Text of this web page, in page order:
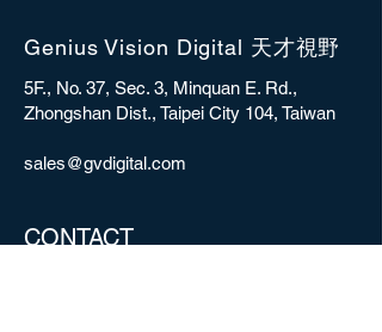
Genius Vision Digital 天才視野
5F., No. 37, Sec. 3, Minquan E. Rd.,
Zhongshan Dist., Taipei City 104, Taiwan
sales@gvdigital.com
CONTACT